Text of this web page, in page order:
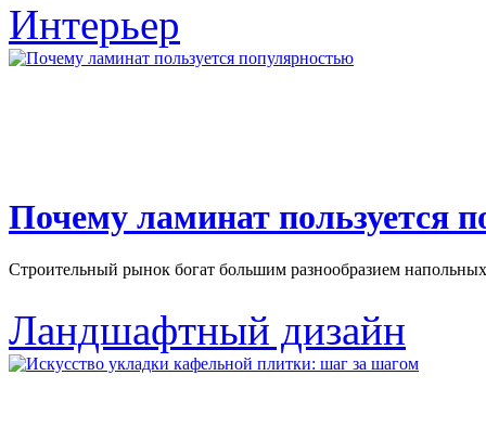
Интерьер
Почему ламинат пользуется
Строительный рынок богат большим разнообразием
Ландшафтный дизайн